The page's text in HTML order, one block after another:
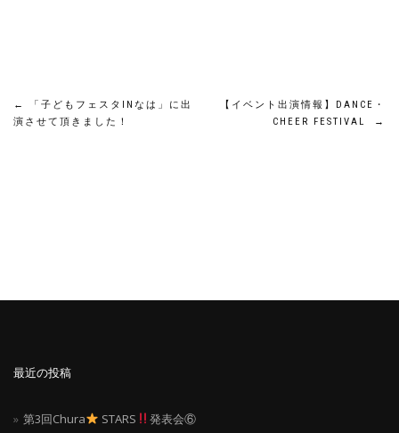
投
ー
ョ
ン
←
「子どもフェスタINなは」に出
演させて頂きました！
【イベント出演情報】DANCE・
CHEER FESTIVAL
→
最近の投稿
第3回Chura STARS
発表会⑥